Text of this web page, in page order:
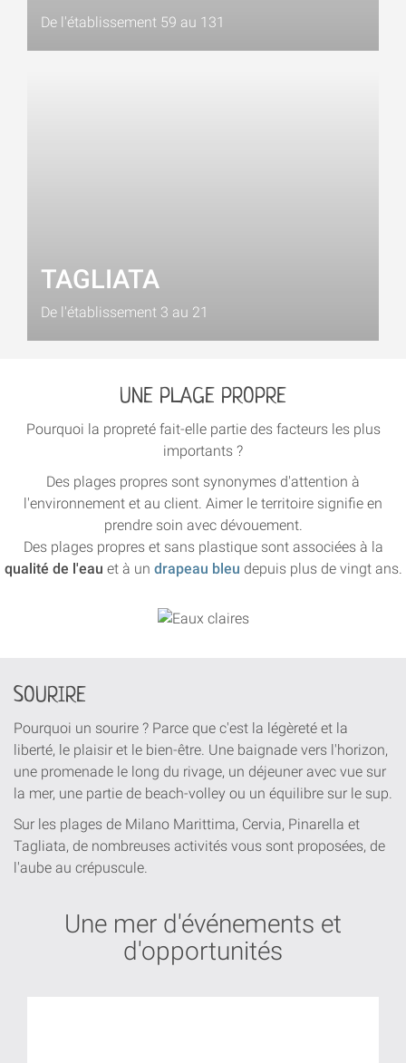
De l'établissement 59 au 131
TAGLIATA
De l'établissement 3 au 21
UNE PLAGE PROPRE
Pourquoi la propreté fait-elle partie des facteurs les plus
importants ?
Des plages propres sont synonymes d'attention à
l'environnement et au client. Aimer le territoire signifie en
prendre soin avec dévouement.
Des plages propres et sans plastique sont associées à la
qualité de l'eau et à un drapeau bleu depuis plus de vingt ans.
SOURIRE
Pourquoi un sourire ? Parce que c'est la légèreté et la
liberté, le plaisir et le bien-être. Une baignade vers l'horizon,
une promenade le long du rivage, un déjeuner avec vue sur
la mer, une partie de beach-volley ou un équilibre sur le sup.
Sur les plages de Milano Marittima, Cervia, Pinarella et
Tagliata, de nombreuses activités vous sont proposées, de
l'aube au crépuscule.
Une mer d'événements et
d'opportunités